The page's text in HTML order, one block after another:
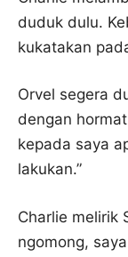
duduk dulu.
kukatakan
Orvel segera
dengan
kepada saya
lakukan.”
Charlie melirik
ngomong,